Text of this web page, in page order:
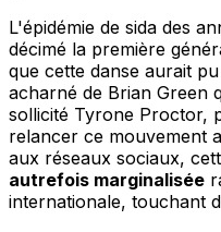
L'épidémie de sida des
décimé la première
que cette danse aurait
acharné de Brian Green
sollicité Tyrone Proctor,
relancer ce mouvement
aux réseaux sociaux,
autrefois marginalisée
internationale, touchant